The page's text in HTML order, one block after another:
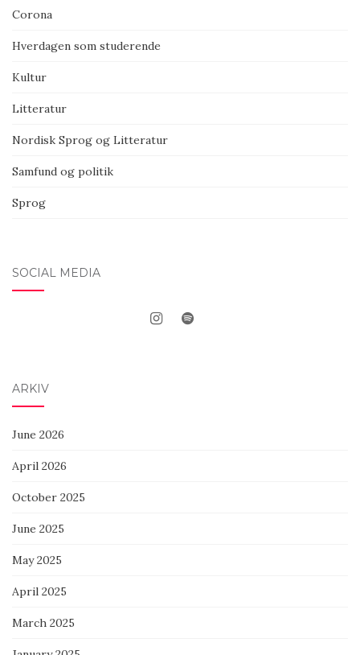
Corona
Hverdagen som studerende
Kultur
Litteratur
Nordisk Sprog og Litteratur
Samfund og politik
Sprog
SOCIAL MEDIA
ARKIV
June 2026
April 2026
October 2025
June 2025
May 2025
April 2025
March 2025